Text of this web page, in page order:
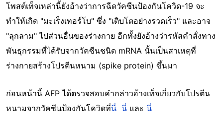
โพสต์เท็จเหล่านี้ยังอ้างว่าการฉีดวัคซีนป้องกันโควิด-19 จะ
ทำให้เกิด "มะเร็งเทอร์โบ" ซึ่ง "เติบโตอย่างรวดเร็ว" และอาจ
"ลุกลาม" ไปส่วนอื่นของร่างกาย อีกทั้งยังอ้างว่ารหัสคำสั่งทาง
พันธุกรรมที่ได้รับจากวัคซีนชนิด mRNA นั้นเป็นสาเหตุที่
ร่างกายสร้างโปรตีนหนาม (spike protein) ขึ้นมา
ก่อนหน้านี้ AFP ได้ตรวจสอบคำกล่าวอ้างเท็จเกี่ยวกับโปรตีน
หนามจากวัคซีนป้องกันโควิดที่นี่ นี่ และ นี่